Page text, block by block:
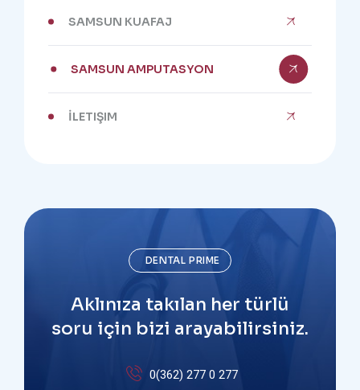
SAMSUN KUAFAJ
SAMSUN AMPUTASYON
İLETIŞIM
DENTAL PRIME
Aklınıza takılan her türlü
soru için bizi arayabilirsiniz.
0(362) 277 0 277